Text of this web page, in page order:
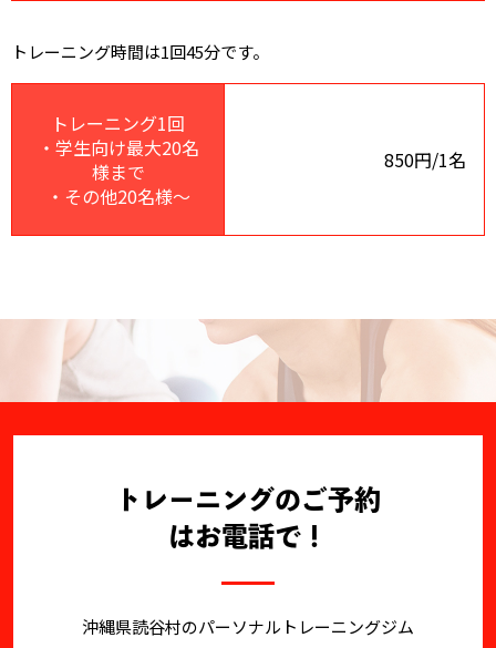
トレーニング時間は1回45分です。
トレーニング1回
・学生向け最大20名
様まで
・その他20名様～
850円/1名
トレーニングのご予約
はお電話で！
沖縄県読谷村のパーソナルトレーニングジム